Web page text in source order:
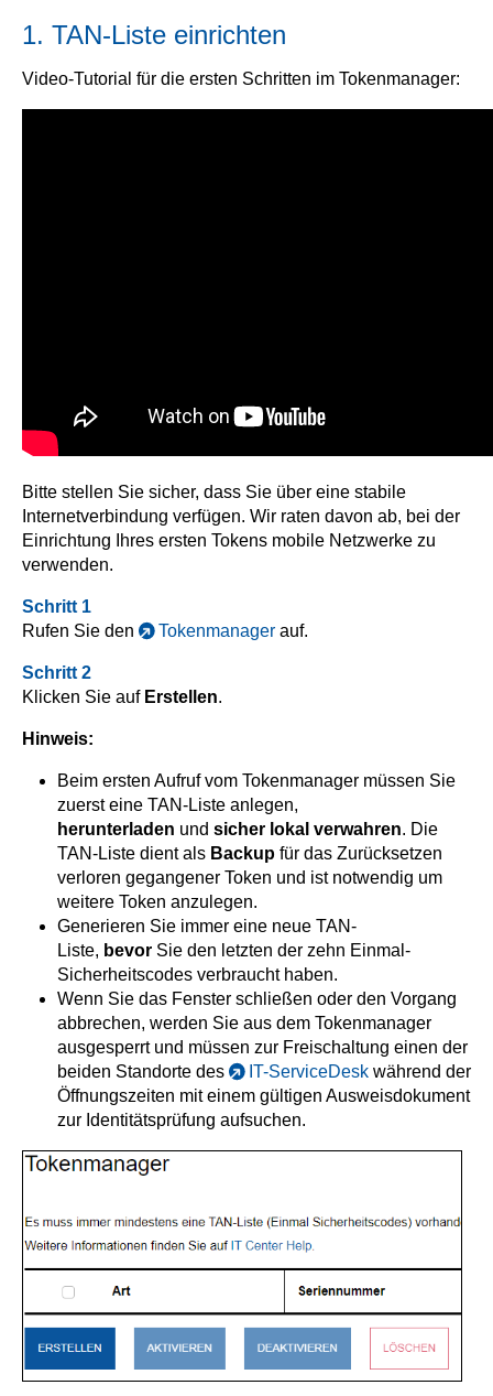
1. TAN-Liste einrichten
Video-Tutorial für die ersten Schritten im Tokenmanager:
Bitte stellen Sie sicher, dass Sie über eine stabile
Internetverbindung verfügen. Wir raten davon ab, bei der
Einrichtung Ihres ersten Tokens mobile Netzwerke zu
verwenden.
Schritt 1
Rufen Sie den
Tokenmanager auf.
Schritt 2
Klicken Sie auf Erstellen.
Hinweis:
Beim ersten Aufruf vom Tokenmanager müssen Sie
zuerst eine TAN-Liste anlegen,
herunterladen und sicher lokal verwahren. Die
TAN-Liste dient als Backup für das Zurücksetzen
verloren gegangener Token und ist notwendig um
weitere Token anzulegen.
Generieren Sie immer eine neue TAN-
Liste, bevor Sie den letzten der zehn Einmal-
Sicherheitscodes verbraucht haben.
Wenn Sie das Fenster schließen oder den Vorgang
abbrechen, werden Sie aus dem Tokenmanager
ausgesperrt und müssen zur Freischaltung einen der
beiden Standorte des
IT-ServiceDesk während der
Öffnungszeiten mit einem gültigen Ausweisdokument
zur Identitätsprüfung aufsuchen.